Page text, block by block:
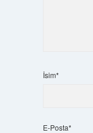
İsim*
E-Posta*